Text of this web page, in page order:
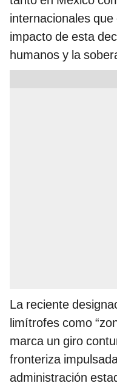
internacionales
impacto de esta
humanos y la
La reciente
limítrofes como
marca un giro
fronteriza
administración